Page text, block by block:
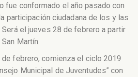
fue conformado el año pasado con
participación ciudadana de los y las
el jueves 28 de febrero a partir
Martín.
febrero, comienza el ciclo 2019
Municipal de Juventudes” con